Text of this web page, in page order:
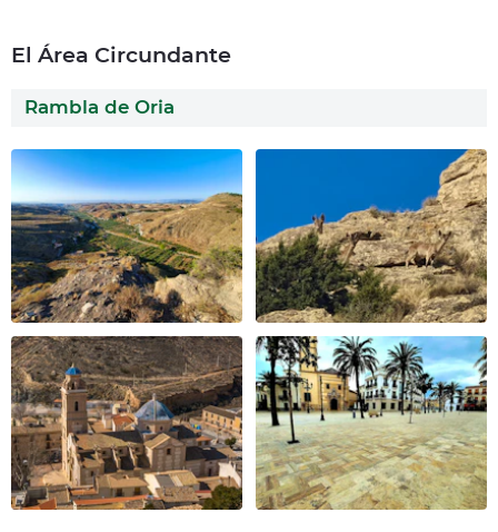
El Área Circundante
Rambla de Oria